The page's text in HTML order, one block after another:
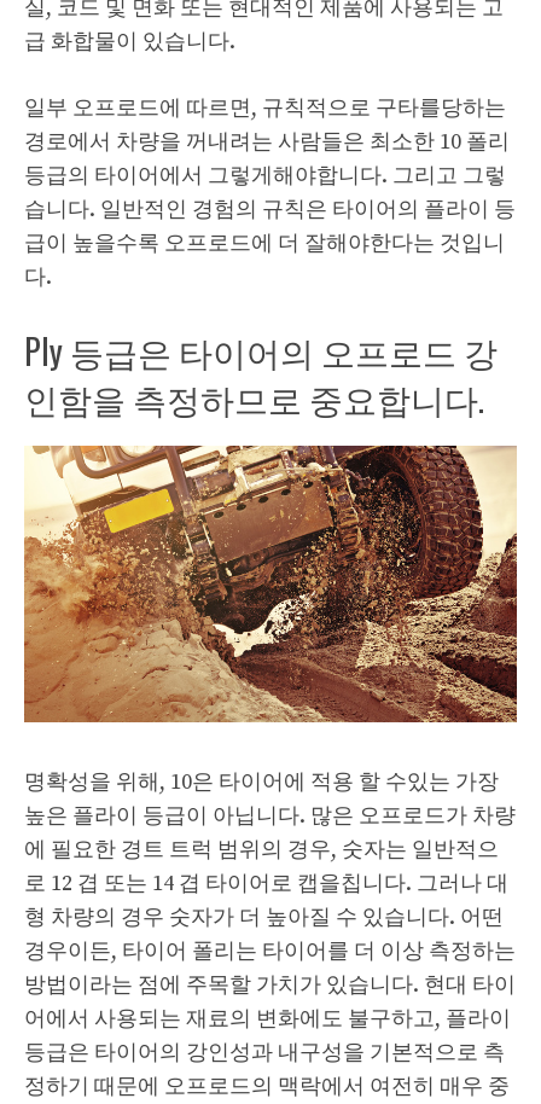
실, 코드 및 면화 또는 현대적인 제품에 사용되는 고
급 화합물이 있습니다.
일부 오프로드에 따르면, 규칙적으로 구타를당하는
경로에서 차량을 꺼내려는 사람들은 최소한 10 폴리
등급의 타이어에서 그렇게해야합니다. 그리고 그렇
습니다. 일반적인 경험의 규칙은 타이어의 플라이 등
급이 높을수록 오프로드에 더 잘해야한다는 것입니
다.
Ply 등급은 타이어의 오프로드 강
인함을 측정하므로 중요합니다.
명확성을 위해, 10은 타이어에 적용 할 수있는 가장
높은 플라이 등급이 아닙니다. 많은 오프로드가 차량
에 필요한 경트 트럭 범위의 경우, 숫자는 일반적으
로 12 겹 또는 14 겹 타이어로 캡을칩니다. 그러나 대
형 차량의 경우 숫자가 더 높아질 수 있습니다. 어떤
경우이든, 타이어 폴리는 타이어를 더 이상 측정하는
방법이라는 점에 주목할 가치가 있습니다. 현대 타이
어에서 사용되는 재료의 변화에도 불구하고, 플라이
등급은 타이어의 강인성과 내구성을 기본적으로 측
정하기 때문에 오프로드의 맥락에서 여전히 매우 중